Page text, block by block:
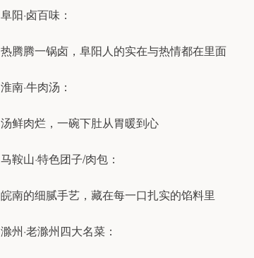
阜阳·卤百味：
热腾腾一锅卤，阜阳人的实在与热情都在里面
淮南·牛肉汤：
汤鲜肉烂，一碗下肚从胃暖到心
马鞍山·特色团子/肉包：
皖南的细腻手艺，藏在每一口扎实的馅料里
滁州·老滁州四大名菜：